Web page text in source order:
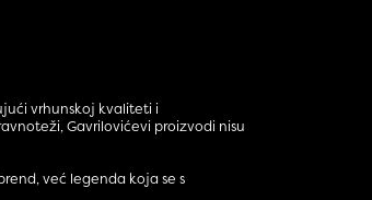
vrhunskoj kvaliteti i
Gavrilovićevi proizvodi nisu
već legenda koja se s